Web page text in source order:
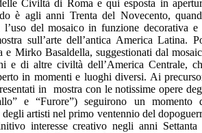
Civiltà di Roma e qui esposta in
è agli anni Trenta del Novecento,
del mosaico in funzione decorativa e
sull’arte dell’antica America Latina.
e Mirko Basaldella, suggestionati dal
e di altre civiltà dell’America Centrale,
in momenti e luoghi diversi. Ai
in mostra con le notissime opere
e “Furore”) seguirono un momento
degli artisti nel primo ventennio del
interesse creativo negli anni Settanta